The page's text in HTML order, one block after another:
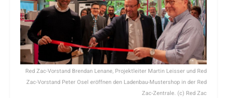
Red Zac-Vorstand Brendan Lenane, Projektleiter Martin Leisser und Red
Zac-Vorstand Peter Osel eröffnen den Ladenbau-Mustershop in der Red
Zac-Zentrale. (c) Red Zac